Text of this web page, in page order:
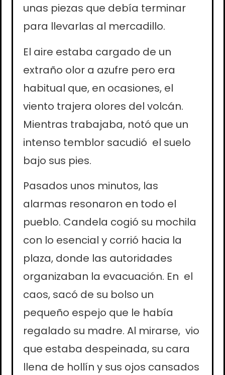
unas piezas que debía terminar
para llevarlas al mercadillo.
El aire estaba cargado de un
extraño olor a azufre pero era
habitual que, en ocasiones, el
viento trajera olores del volcán.
Mientras trabajaba, notó que un
intenso temblor sacudió el suelo
bajo sus pies.
Pasados unos minutos, las
alarmas resonaron en todo el
pueblo. Candela cogió su mochila
con lo esencial y corrió hacia la
plaza, donde las autoridades
organizaban la evacuación. En el
caos, sacó de su bolso un
pequeño espejo que le había
regalado su madre. Al mirarse, vio
que estaba despeinada, su cara
llena de hollín y sus ojos cansados